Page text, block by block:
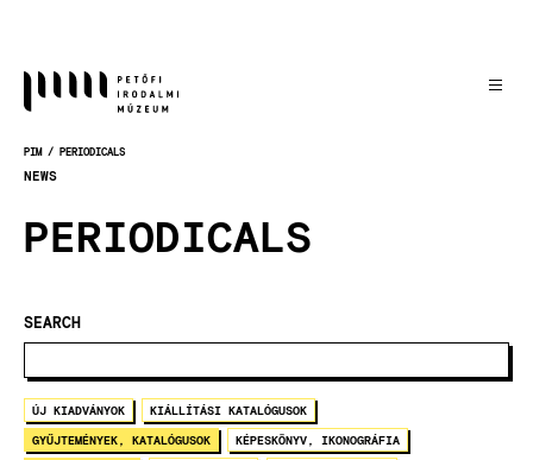
obsah
PIM PERIODICALS
NEWS
PERIODICALS
SEARCH
ÚJ KIADVÁNYOK KIÁLLÍTÁSI KATALÓGUSOK
GYŰJTEMÉNYEK, KATALÓGUSOK KÉPESKÖNYV, IKONOGRÁFIA